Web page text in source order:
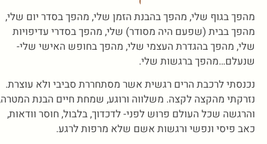
מהפך בגוף שלי, מהפך בהבנת הזמן שלי, מהפך בסדר יום שלי,
מהפך בבית (שפעם היה מסודר) שלי, מהפך בסדרי עדיפויות
שלי, מהפך בהגדרת העצמי שלי, מהפך בחופש האישי שלי-
שנעלם…מהפך ברגשות שלי.
נכנסתי לרכבת הרים רגשית אשר מסתחררת סביבי ולא עוצרת.
נזרקתי מהקצה לקצה. משלווה ורוגע, שמחת חיים הבנת
והרגשה שכל העולם פרוש לפני- לדכדוך, בלבול, חוסר וודאות,
כאב פיסי ונפשי ורגשות אשם שלא מרפות לרגע.